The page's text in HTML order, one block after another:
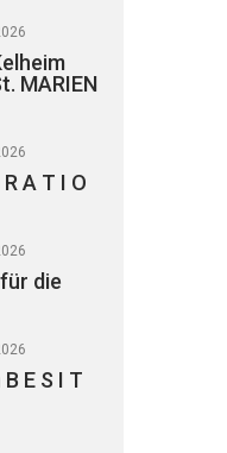
MARIEN
A T I O
die
E S I T